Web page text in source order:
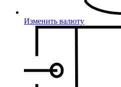
Изменить валюту